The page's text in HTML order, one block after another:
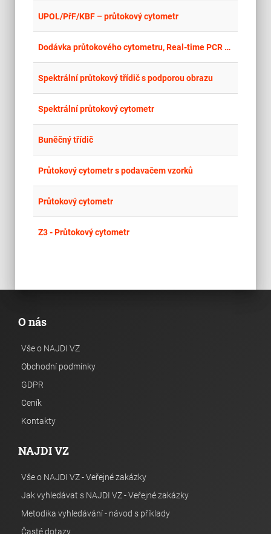
UPOL/PřF/KBF – průtokový cytometr
Dodávka průtokového cytometru, Real-time PCR systému a droplet digital PCR systému a PCR (thermo) cycleru pro LERCO
Spektrální průtokový třídič s podporou obrazu
Spektrální průtokový cytometr
Buněčný třídič
Průtokový cytometr s podavačem vzorků
Průtokový cytometr
Z3 - Průtokový cytometr
O nás
Vše o NAJDI VZ
Obchodní podmínky
GDPR
Ceník
Kontakty
NAJDI VZ
Vše o NAJDI VZ - Veřejné zakázky
Jak vyhledávat s NAJDI VZ - Veřejné zakázky
Metodika vyhledávání - návod s příklady
Časté dotazy